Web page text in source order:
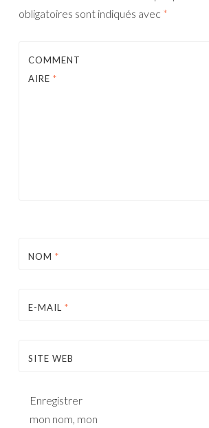
obligatoires sont indiqués avec *
COMMENT
AIRE *
NOM *
E-MAIL *
SITE WEB
Enregistrer
mon nom, mon